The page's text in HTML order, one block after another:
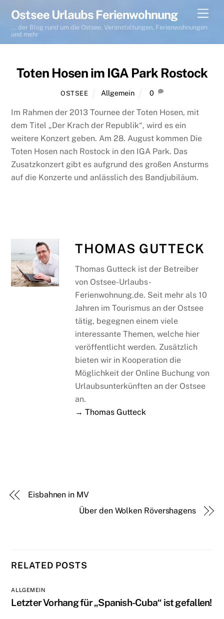
content
Ostsee Urlaubs Ferienwohnung
... der Blog rund um die Ostsee, Veranstaltungen, Ferienwohnungen
und mehr
Toten Hosen im IGA Park Rostock
OSTSEE Allgemein 0
Im Rahmen der 2013 Tournee der Toten Hosen, mit
dem Titel „Der Krach der Republik“, wird es ein
weitere Konzert geben. Am 28. August kommen Die
Toten Hosen nach Rostock in den IGA Park. Das
Zusatzkonzert gibt es aufgrund des großen Ansturms
auf die Konzerte und anlässlich des Bandjubiläum.
THOMAS GUTTECK
Thomas Gutteck ist der Betreiber
von Ostsee-Urlaubs-
Ferienwohnung.de. Seit mehr als 10
Jahren im Tourismus an der Ostsee
tätig, begegnen einem viele
interessante Themen, welche hier
veröffentlicht werden. Zusätzlich
bieten wir in Kooperation die
Möglichkeit der Online Buchung von
Urlaubsunterkünften an der Ostsee
an.
→ Thomas Gutteck
Eisbahnen in MV
Über den Wolken Rövershagens
RELATED POSTS
ALLGEMEIN
Letzter Vorhang für „Spanish-Cuba“ ist gefallen!